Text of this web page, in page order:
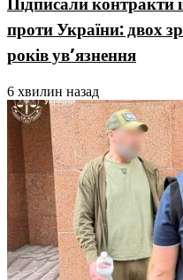
проти України: двох
років ув’язнення
6 хвилин назад